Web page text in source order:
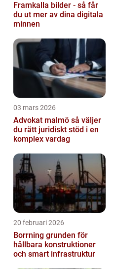
Framkalla bilder - så får
du ut mer av dina digitala
minnen
03 mars 2026
Advokat malmö så väljer
du rätt juridiskt stöd i en
komplex vardag
20 februari 2026
Borrning grunden för
hållbara konstruktioner
och smart infrastruktur